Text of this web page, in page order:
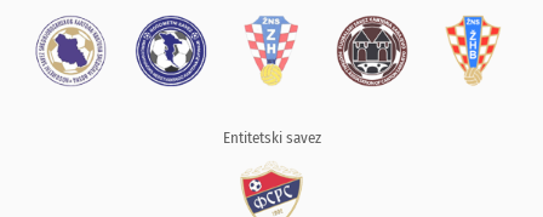
Entitetski savez